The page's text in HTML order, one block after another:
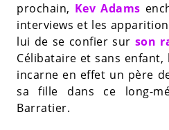
prochain, Kev Adams
interviews et les
lui de se confier sur son
Célibataire et sans enfant,
incarne en effet un père
sa fille dans ce long-
Barratier.